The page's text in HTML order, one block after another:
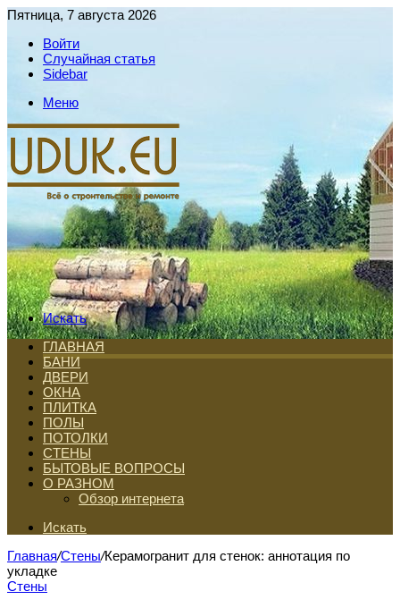
Пятница, 7 августа 2026
Войти
Случайная статья
Sidebar
Меню
Искать
ГЛАВНАЯ
БАНИ
ДВЕРИ
ОКНА
ПЛИТКА
ПОЛЫ
ПОТОЛКИ
СТЕНЫ
БЫТОВЫЕ ВОПРОСЫ
О РАЗНОМ
Обзор интернета
Искать
Главная/Стены/Керамогранит для стенок: аннотация по
укладке
Стены